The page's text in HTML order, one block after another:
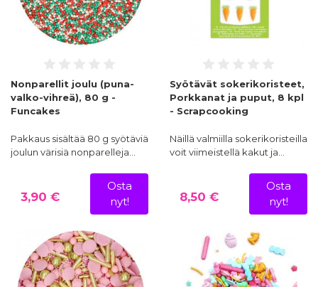
Nonparellit joulu (puna-
valko-vihreä), 80 g -
Funcakes
Pakkaus sisältää 80 g syötäviä
joulun värisiä nonparelleja…
3,90 €
Osta
nyt!
Syötävät sokerikoristeet,
Porkkanat ja puput, 8 kpl
- Scrapcooking
Näillä valmiilla sokerikoristeilla
voit viimeistellä kakut ja…
8,50 €
Osta
nyt!